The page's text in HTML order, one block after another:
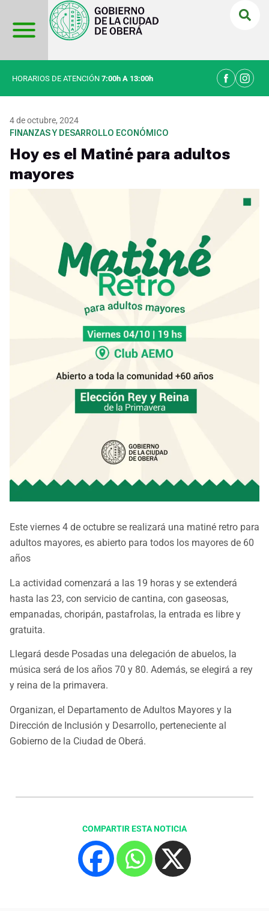
contenido
HORARIOS DE ATENCIÓN 7:00h A 13:00h
4 de octubre, 2024
FINANZAS Y DESARROLLO ECONÓMICO
Hoy es el Matiné para adultos
mayores
Este viernes 4 de octubre se realizará una matiné retro para
adultos mayores, es abierto para todos los mayores de 60
años
La actividad comenzará a las 19 horas y se extenderá
hasta las 23, con servicio de cantina, con gaseosas,
empanadas, choripán, pastafrolas, la entrada es libre y
gratuita.
Llegará desde Posadas una delegación de abuelos, la
música será de los años 70 y 80. Además, se elegirá a rey
y reina de la primavera.
Organizan, el Departamento de Adultos Mayores y la
Dirección de Inclusión y Desarrollo, perteneciente al
Gobierno de la Ciudad de Oberá.
COMPARTIR ESTA NOTICIA